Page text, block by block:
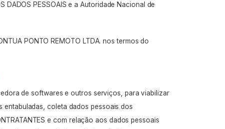
DADOS PESSOAIS e a Autoridade Nacional de
PONTO REMOTO LTDA. nos termos do
desoftwarese outros serviços, para viabilizar
coleta dados pessoais dos
e com relação aos dados pessoais